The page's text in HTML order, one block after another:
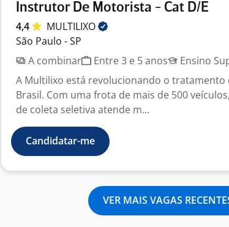
Instrutor De Motorista - Cat D/E
4,4
MULTILIXO
São Paulo - SP
A combinar
Entre 3 e 5 anos Ensino
A Multilixo está revolucionando o tratamento
Brasil. Com uma frota de mais de 500
de coleta seletiva atende m...
Candidatar-me
VER MAIS VAGAS